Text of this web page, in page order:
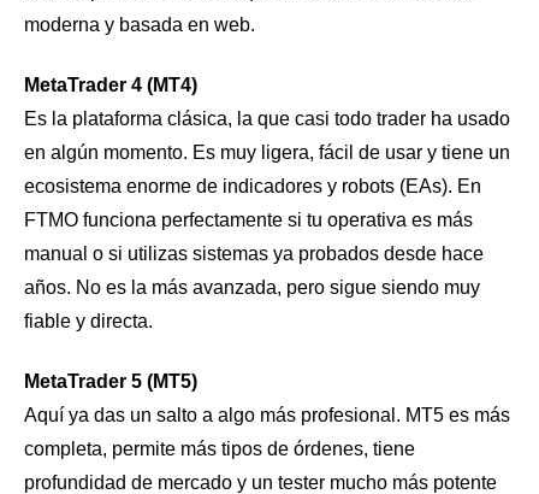
moderna y basada en web.
MetaTrader 4 (MT4)
Es la plataforma clásica, la que casi todo trader ha usado
en algún momento. Es muy ligera, fácil de usar y tiene un
ecosistema enorme de indicadores y robots (EAs). En
FTMO funciona perfectamente si tu operativa es más
manual o si utilizas sistemas ya probados desde hace
años. No es la más avanzada, pero sigue siendo muy
fiable y directa.
MetaTrader 5 (MT5)
Aquí ya das un salto a algo más profesional. MT5 es más
completa, permite más tipos de órdenes, tiene
profundidad de mercado y un tester mucho más potente